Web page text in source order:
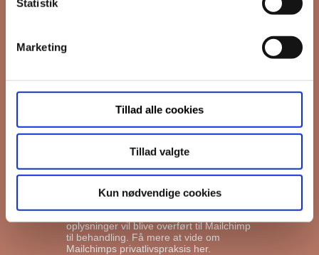
Statistik
Marketing
Tillad alle cookies
Tillad valgte
Kun nødvendige cookies
FB Gruppen vil bruge din information til
at kontakte dig i forbindelse med
nyheder - og nye boliger. Før vi kan gøre
sende dig emails.Du kan læse vores
Vi bruger Mailchimp til at sende
nyhedsbreve ud. Ved at klikke nedenfor
for at abonnere, anerkender du, at dine
oplysninger vil blive overført til Mailchimp
til behandling. Få mere at vide om
Mailchimps privatlivspraksis her.